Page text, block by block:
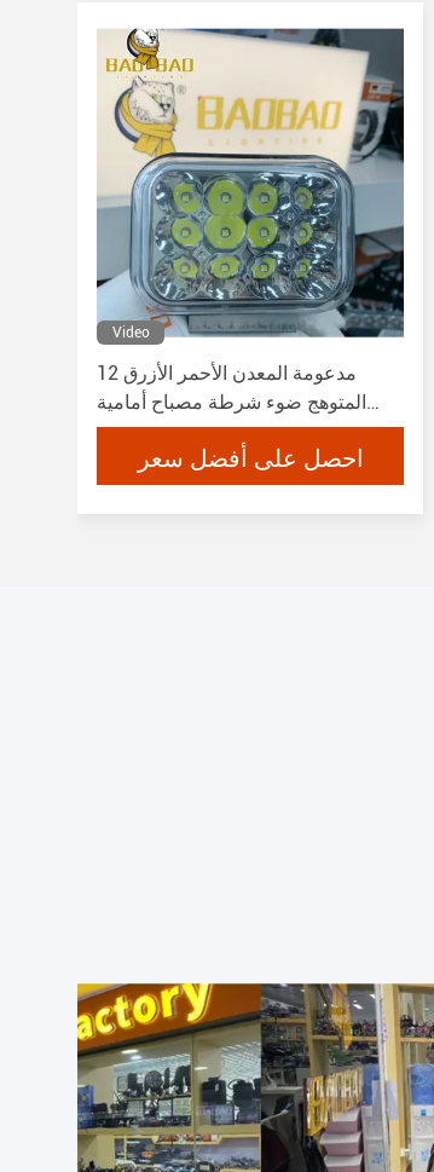
Video
12 مدعومة المعدن الأحمر الأزرق
المتوهج ضوء شرطة مصباح أمامية
مصباح للدراجة النارية
احصل على أفضل سعر